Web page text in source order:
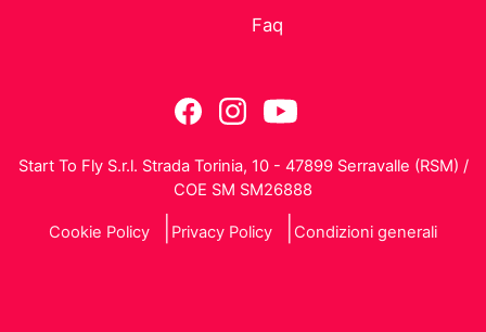
Faq
Start To Fly S.r.l. Strada Torinia, 10 - 47899 Serravalle (RSM) /
COE SM SM26888
Cookie Policy Privacy Policy Condizioni generali